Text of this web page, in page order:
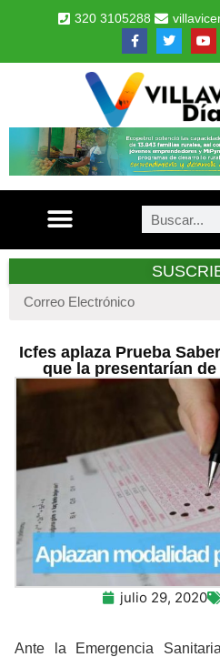
320 3105288
Icfes aplaza Prueba
que la presentarían
julio 29, 2020
Ante la Emergencia